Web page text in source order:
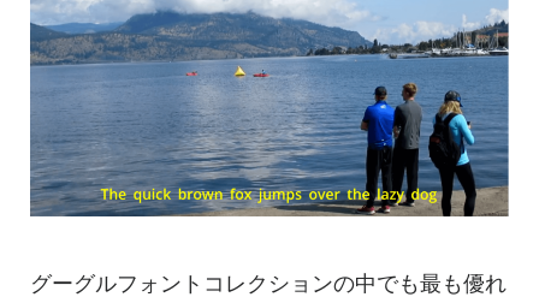
グーグルフォントコレクションの中でも最も優れ